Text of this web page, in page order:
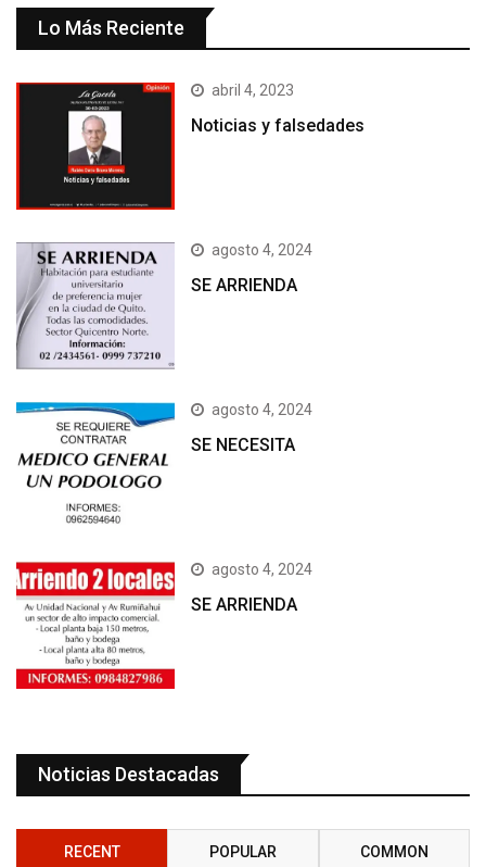
Lo Más Reciente
abril 4, 2023
Noticias y falsedades
agosto 4, 2024
SE ARRIENDA
agosto 4, 2024
SE NECESITA
agosto 4, 2024
SE ARRIENDA
Noticias Destacadas
RECENT POPULAR COMMON